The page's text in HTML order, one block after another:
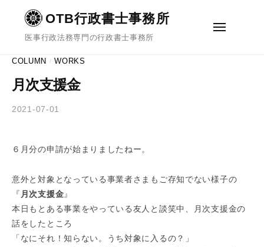
OTB行政書士事務所
医事行政法務専門の行政書士事務所
メ
COLUMN / WORKS
月次支援金
2021-07-01
T
行
政
書
士
事
の
メ
ン
ト
６月分の申請が始まりましたねー。
意外と対象となっている事業者さまもご存知でない様子の
『 月次支援金』
本日もとある事業をやっている友人と談笑中、月次支援金の
話をしたところ
「なにそれ！知らない。うち対象に入るの？」